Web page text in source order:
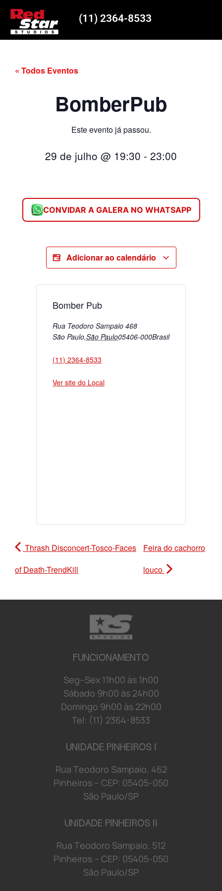
(11) 2364-8533
« Todos Eventos
BomberPub
Este evento já passou.
29 de julho @ 19:30 - 23:00
CONVIDAR A GALERA NO WHATSAPP
Adicionar ao calendário
Bomber Pub
Rua Teodoro Sampaio 468
São Paulo,São Paulo05406-000Brasil
(11) 2364-8533
Ver site do Local
Thrash Disconcert-Tosco-Faces
of Death-TrendKill
Feira do cachorro
louco
FUNCIONAMENTO
Seg–Sex 11h00 às 1h00
Sábado 9h00 às 24h00
Domingo 9h00 às 22h00
Tel: (11) 2364-8533
UNIDADE PINHEIROS I
Rua Teodoro Sampaio, 462
Pinheiros – CEP: 05405-050
São Paulo/SP
UNIDADE PINHEIROS II
Rua Teodoro Sampaio, 512
Pinheiros – CEP: 05405-050
São Paulo/SP